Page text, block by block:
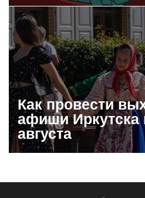
Как провести
афиши Иркутска
августа